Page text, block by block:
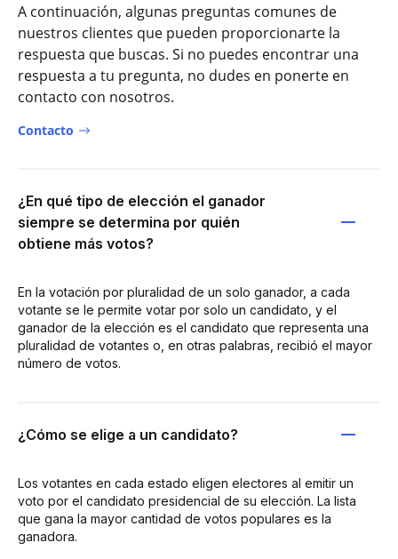
A continuación, algunas preguntas comunes de
nuestros clientes que pueden proporcionarte la
respuesta que buscas. Si no puedes encontrar una
respuesta a tu pregunta, no dudes en ponerte en
contacto con nosotros.
Contacto
¿En qué tipo de elección el ganador
siempre se determina por quién
obtiene más votos?
En la votación por pluralidad de un solo ganador, a cada
votante se le permite votar por solo un candidato, y el
ganador de la elección es el candidato que representa una
pluralidad de votantes o, en otras palabras, recibió el mayor
número de votos.
¿Cómo se elige a un candidato?
Los votantes en cada estado eligen electores al emitir un
voto por el candidato presidencial de su elección. La lista
que gana la mayor cantidad de votos populares es la
ganadora.